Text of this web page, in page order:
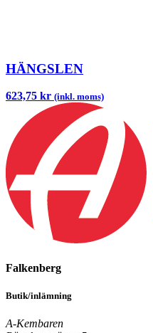
HÄNGSLEN
623,75 kr (inkl. moms)
Falkenberg
Butik/inlämning
A-Kembaren